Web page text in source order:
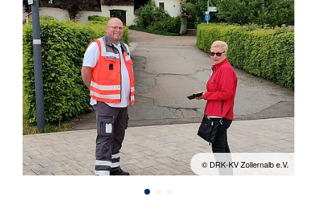
© DRK-KV Zollernalb e.V.